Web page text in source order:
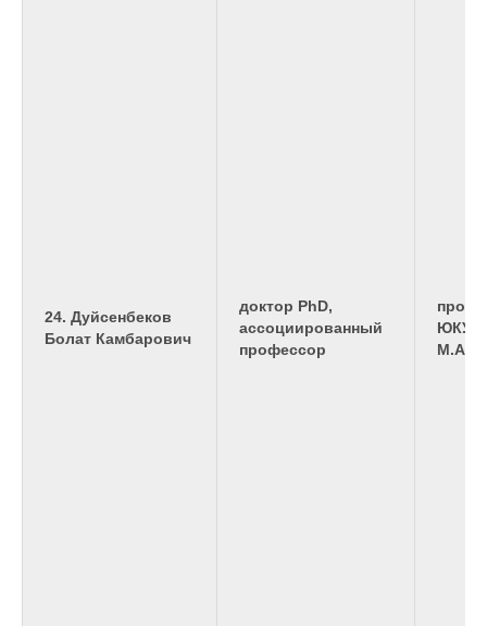
24. Дуйсенбеков
Болат Камбарович
доктор PhD,
ассоциированный
профессор
ЮКУ